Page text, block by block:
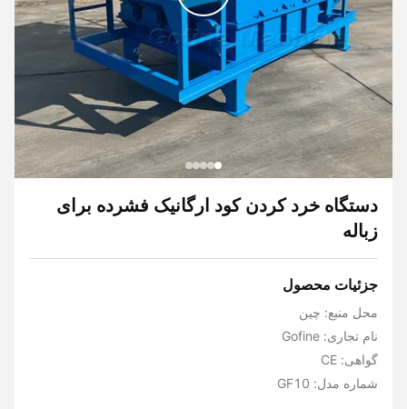
دستگاه خرد کردن کود ارگانیک فشرده برای
زباله
جزئیات محصول
محل منبع: چین
نام تجاری: Gofine
گواهی: CE
شماره مدل: GF10